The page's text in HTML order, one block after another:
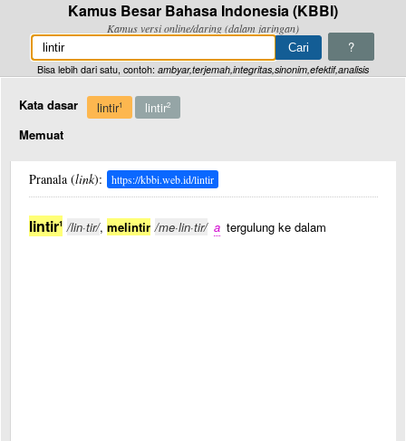
Kamus Besar Bahasa Indonesia (KBBI)
Kamus versi online/daring (dalam jaringan)
?
Bisa lebih dari satu, contoh: ambyar,terjemah,integritas,sinonim,efektif,analisis
Kata dasar lintir1 lintir2
Memuat
Pranala (link): https://kbbi.web.id/lintir
lintir1 /lin·tir/, melintir /me·lin·tir/ a tergulung ke dalam